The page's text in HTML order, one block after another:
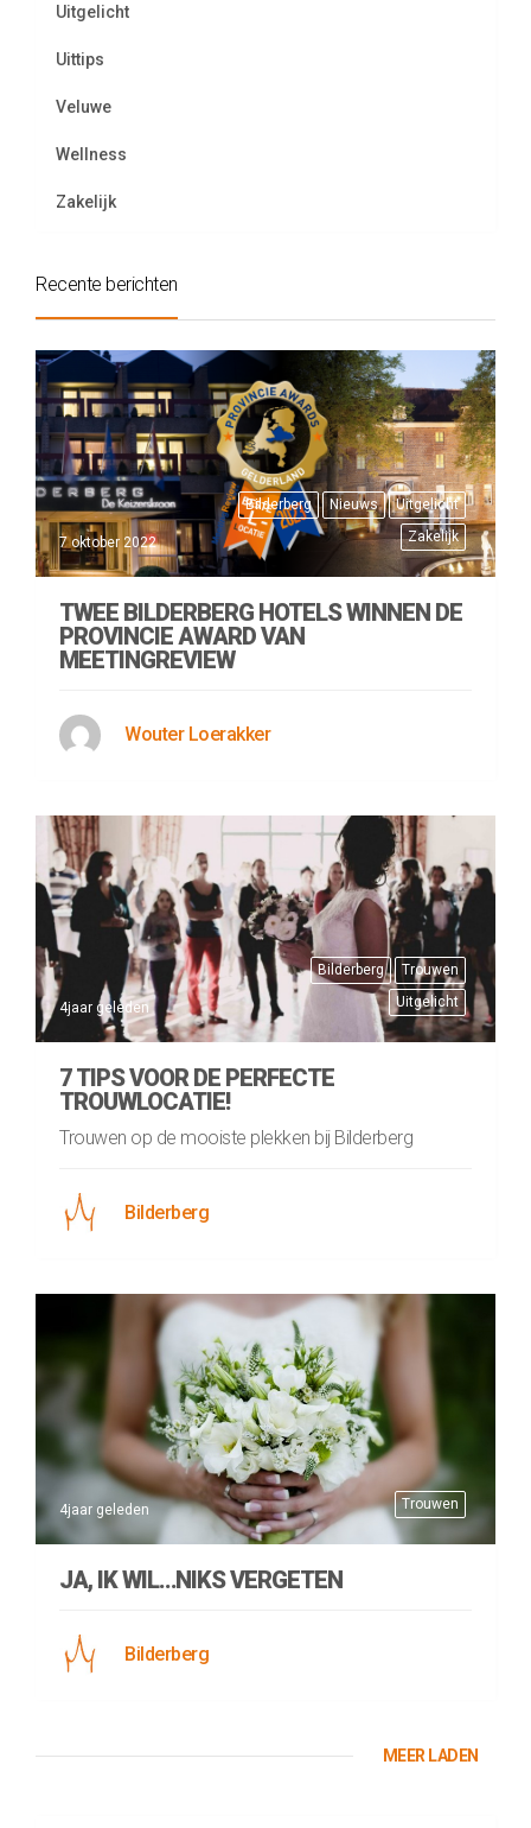
Uitgelicht
Uittips
Veluwe
Wellness
Zakelijk
Recente berichten
Bilderberg Nieuws
Uitgelicht
Zakelijk
7 oktober 2022
TWEE BILDERBERG HOTELS WINNEN DE
PROVINCIE AWARD VAN
MEETINGREVIEW
Wouter Loerakker
Bilderberg
Trouwen
Uitgelicht
4jaar geleden
7 TIPS VOOR DE PERFECTE
TROUWLOCATIE!
Trouwen op de mooiste plekken bij Bilderberg
Bilderberg
Trouwen
4jaar geleden
JA, IK WIL…NIKS VERGETEN
Bilderberg
MEER LADEN